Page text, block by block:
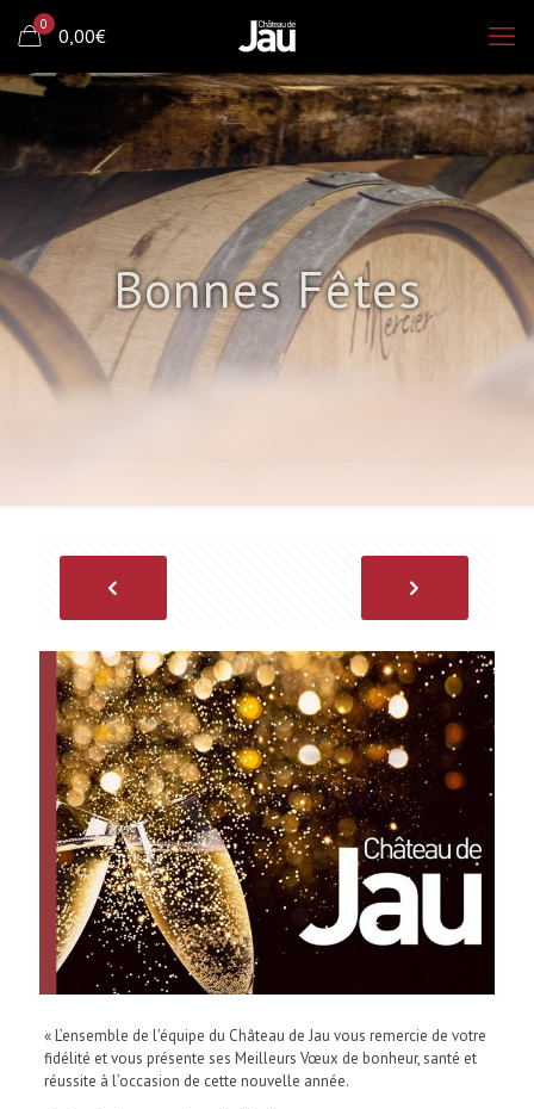
0 0,00€
Bonnes Fêtes
« L’ensemble de l’équipe du Château de Jau vous remercie de votre
fidélité et vous présente ses Meilleurs Vœux de bonheur, santé et
réussite à l’occasion de cette nouvelle année.